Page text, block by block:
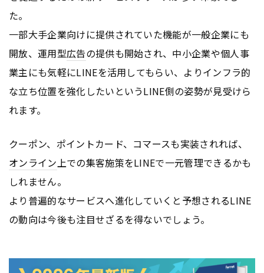
た。
一部大手企業向けに提供されていた機能が一般企業にも
開放、運用型広告の提供も開始され、中小企業や個人事
業主にも気軽にLINEを活用してもらい、よりインフラ的
な立ち位置を強化したいというLINE側の姿勢が見受けら
れます。
クーポン、ポイントカード、コマースも実装されれば、
オンライン上での集客施策をLINEで一元管理できるかも
しれません。
より普遍的なサービスへ進化していくと予想されるLINE
の動向は今後も注目せざるを得ないでしょう。